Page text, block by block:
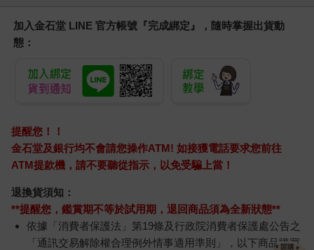
加入金石堂 LINE 官方帳號『完成綁定』，隨時掌握出貨動
態：
提醒您！！
金石堂及銀行均不會請您操作ATM! 如接獲電話要求您前往
ATM提款機，請不要聽從指示，以免受騙上當！
退換貨須知：
**提醒您，鑑賞期不等於試用期，退回商品須為全新狀態**
依據「消費者保護法」第19條及行政院消費者保護處公告之
「通訊交易解除權合理例外情事適用準則」，以下商品購買